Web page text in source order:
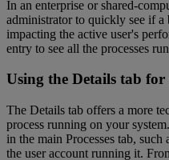
In an enterprise or shared-
administrator to quickly see if a
impacting the active user's
entry to see all the processes
Using the Details tab
The Details tab offers a more
process running on your
in the main Processes tab,
the user account running it.